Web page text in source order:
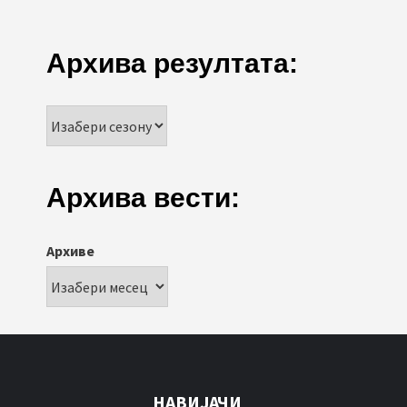
Архива резултата:
Архива вести:
Архиве
НАВИЈАЧИ